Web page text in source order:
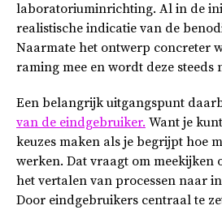
laboratoriuminrichting. Al in de
realistische indicatie van de
Naarmate het ontwerp concreter
raming mee en wordt deze steeds
Een belangrijk uitgangspunt
van de eindgebruiker. Want je
keuzes maken als je begrijpt hoe
werken. Dat vraagt om meekijken
het vertalen van processen naar
Door eindgebruikers centraal te